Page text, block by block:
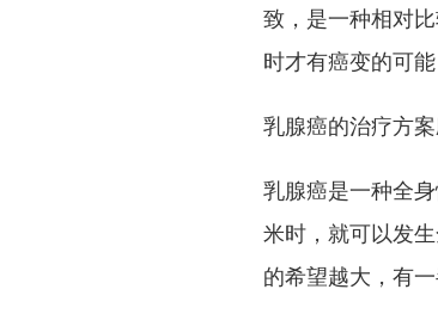
致，是一种相对
时才有癌变的可
乳腺癌的治疗方
乳腺癌是一种全
米时，就可以发
的希望越大，有